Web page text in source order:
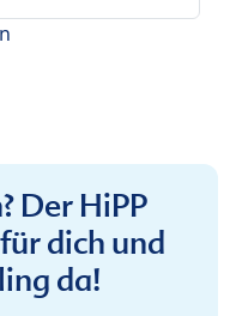
Der HiPP
dich und
da!